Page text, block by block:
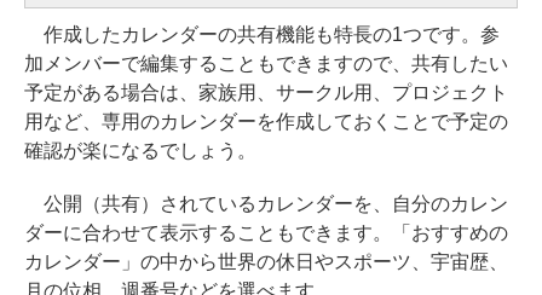
作成したカレンダーの共有機能も特長の1つです。参
加メンバーで編集することもできますので、共有したい
予定がある場合は、家族用、サークル用、プロジェクト
用など、専用のカレンダーを作成しておくことで予定の
確認が楽になるでしょう。
公開（共有）されているカレンダーを、自分のカレン
ダーに合わせて表示することもできます。「おすすめの
カレンダー」の中から世界の休日やスポーツ、宇宙歴、
月の位相、週番号などを選べます。